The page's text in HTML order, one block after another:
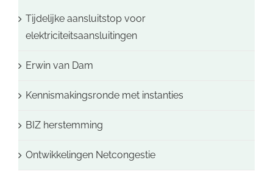
Tijdelijke aansluitstop voor
elektriciteitsaansluitingen
Erwin van Dam
Kennismakingsronde met instanties
BIZ herstemming
Ontwikkelingen Netcongestie